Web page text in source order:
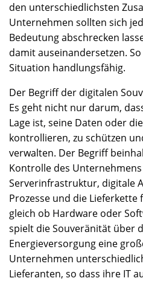
den unterschiedlichsten
Unternehmen sollten sich
Bedeutung abschrecken
damit auseinandersetzen.
Situation handlungsfähig.
Der Begriff der digitalen
Es geht nicht nur darum,
Lage ist, seine Daten oder
kontrollieren, zu schützen
verwalten. Der Begriff
Kontrolle des
Serverinfrastruktur, digitale
Prozesse und die
gleich ob Hardware oder
spielt die Souveränität über
Energieversorgung eine
Unternehmen
Lieferanten, so dass ihre IT